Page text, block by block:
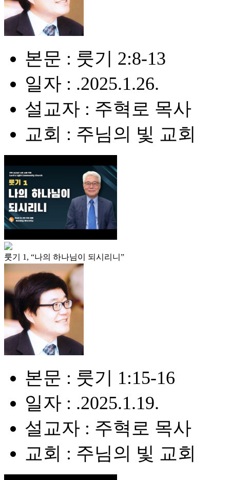
본문 : 룻기 2:8-13
일자 : .2025.1.26.
설교자 : 주혁로 목사
교회 : 주님의 빛 교회
룻기 1, “나의 하나님이 되시리니”
본문 : 룻기 1:15-16
일자 : .2025.1.19.
설교자 : 주혁로 목사
교회 : 주님의 빛 교회